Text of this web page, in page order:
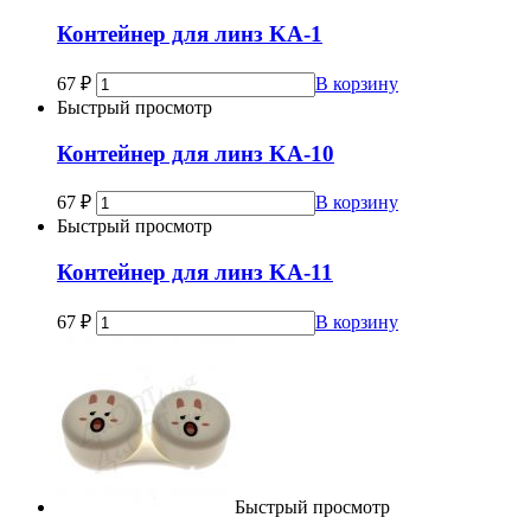
Контейнер для линз KA-1
67 ₽
В корзину
Быстрый просмотр
Контейнер для линз KA-10
67 ₽
В корзину
Быстрый просмотр
Контейнер для линз KA-11
67 ₽ В корзину
Быстрый просмотр